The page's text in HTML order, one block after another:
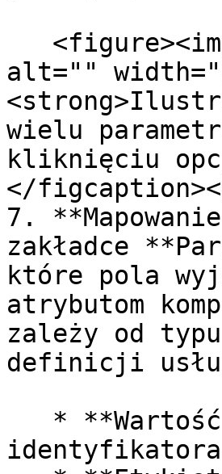
alt=""
wielu
kliknięciu
</
7.
zakładce
które pola
atrybutom
zależy od
definicji